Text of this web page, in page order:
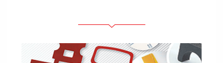
Face avant ou arrière en aluminium ou matière
plastique